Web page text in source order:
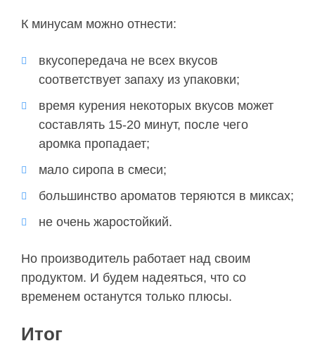
К минусам можно отнести:
вкусопередача не всех вкусов
соответствует запаху из упаковки;
время курения некоторых вкусов может
составлять 15-20 минут, после чего
аромка пропадает;
мало сиропа в смеси;
большинство ароматов теряются в миксах;
не очень жаростойкий.
Но производитель работает над своим
продуктом. И будем надеяться, что со
временем останутся только плюсы.
Итог